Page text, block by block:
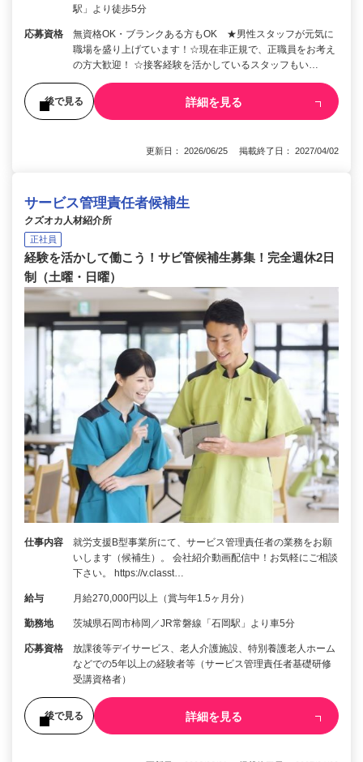
駅」より徒歩5分
応募資格
無資格OK・ブランクある方もOK ★男性スタッフが元気に
職場を盛り上げています！☆現在非正規で、正職員をお考え
の方大歓迎！ ☆接客経験を活かしているスタッフもい…
後で見る 詳細を見る
更新日： 2026/06/25 掲載終了日： 2027/04/02
サービス管理責任者候補生
クズオカ人材紹介所
正社員
経験を活かして働こう！サビ管候補生募集！完全週休2日
制（土曜・日曜）
仕事内容
就労支援B型事業所にて、サービス管理責任者の業務をお願
いします（候補生）。 会社紹介動画配信中！お気軽にご相談
下さい。 https://v.classt…
給与 月給270,000円以上（賞与年1.5ヶ月分）
勤務地 茨城県石岡市柿岡／JR常磐線「石岡駅」より車5分
応募資格
放課後等デイサービス、老人介護施設、特別養護老人ホーム
などでの5年以上の経験者等（サービス管理責任者基礎研修
受講資格者）
後で見る 詳細を見る